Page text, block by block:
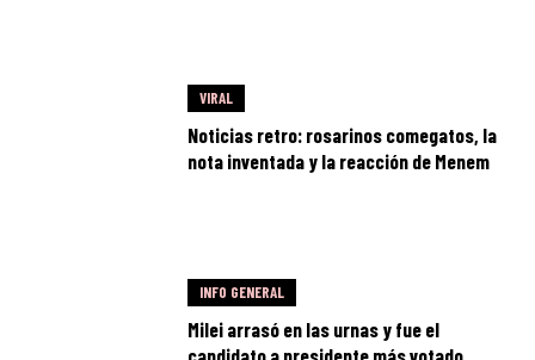
VIRAL
Noticias retro: rosarinos comegatos, la
nota inventada y la reacción de Menem
INFO GENERAL
Milei arrasó en las urnas y fue el
candidato a presidente más votado